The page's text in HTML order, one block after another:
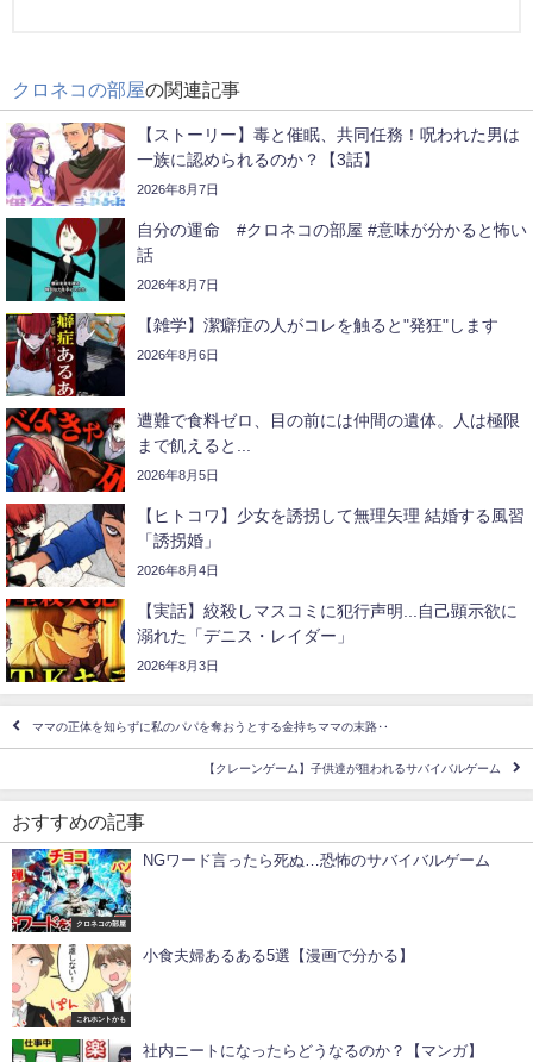
クロネコの部屋の関連記事
【ストーリー】毒と催眠、共同任務！呪われた男は
一族に認められるのか？【3話】
2026年8月7日
自分の運命 #クロネコの部屋 #意味が分かると怖い
話
2026年8月7日
【雑学】潔癖症の人がコレを触ると"発狂"します
2026年8月6日
遭難で食料ゼロ、目の前には仲間の遺体。人は極限
まで飢えると...
2026年8月5日
【ヒトコワ】少女を誘拐して無理矢理 結婚する風習
「誘拐婚」
2026年8月4日
【実話】絞殺しマスコミに犯行声明...自己顕示欲に
溺れた「デニス・レイダー」
2026年8月3日
ママの正体を知らずに私のパパを奪おうとする金持ちママの末路‥
【クレーンゲーム】子供達が狙われるサバイバルゲーム
おすすめの記事
クロネコの部屋
NGワード言ったら死ぬ…恐怖のサバイバルゲーム
これホントかも
小食夫婦あるある5選【漫画で分かる】
社内ニートになったらどうなるのか？【マンガ】